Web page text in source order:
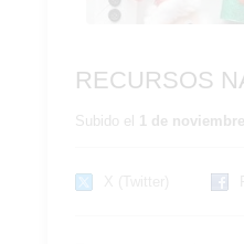
RECURSOS
Subido el 1 de